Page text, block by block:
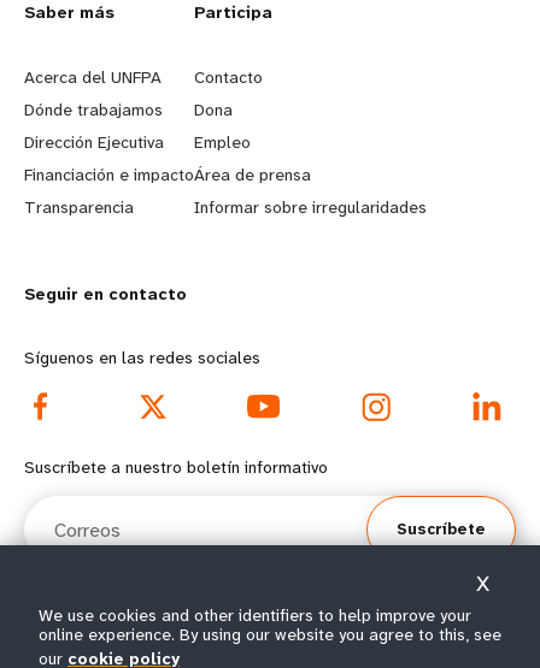
L
e
a
r
n
o
r
e
f
o
t
e
Saber más
Acerca del UNFPA
Dónde trabajamos
Dirección Ejecutiva
Financiación e impacto
Transparencia
G
o
b
e
y
d
o
t
e
r
Participa
Contacto
Dona
Empleo
Área de prensa
Informar sobre irregularidades
Seguir en contacto
Síguenos en las redes sociales
Suscríbete a nuestro boletín informativo
Suscríbete
© Todos los derechos reservados 2026.
We use cookies and other identifiers to help improve your
online experience. By using our website you agree to this, see
our cookie policy
X